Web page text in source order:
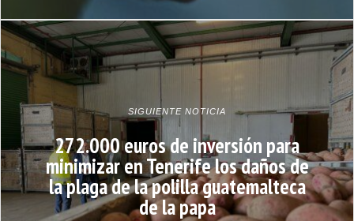
SIGUIENTE NOTICIA
272.000 euros de inversión para
minimizar en Tenerife los daños de
la plaga de la polilla guatemalteca
de la papa